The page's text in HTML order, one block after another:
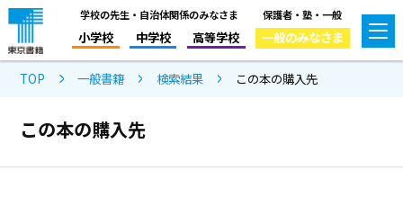
学校の先生・自治体関係のみなさま
小学校 中学校 高等学校
保護者・塾・一般
一般のみなさま
TOP 一般書籍 検索結果 この本の購入先
この本の購入先